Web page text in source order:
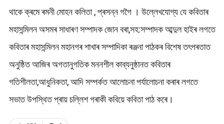
থাকে ক্ৰমে ৰমনী মোহন কলিতা , প্ৰসন্ন গগৈ । উল্লেখযোগ্য যে কবিতাৰ
মহাসন্মিলন অসমৰ সাধাৰণ সম্পাদক জোন বৰা,সহ:সম্পাদক আব্দুল হাইৰ লগতে
কবিতাৰ মহাসন্মিলন মহানগৰ শাখাৰ সম্পাদিকা ৰঞ্জনা পাঠকৰ বিশেষ তৎপৰতাত
অনুষ্ঠিত আজিৰ অগতানুগতিক মননশীল কাব্যনুষ্ঠানত কবিতাৰ
গতিশীলতা,আধুনিকতা, আদি সম্পৰ্কত আলোচনা পৰ্যালোচনা কৰাৰ লগতে
সভাত উপস্থিত প্ৰায় চল্লিশ গৰাকী কবিয়ে কবিতা পাঠ কৰে।